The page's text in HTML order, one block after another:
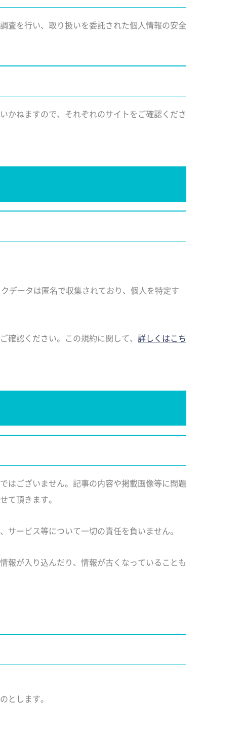
査を行い、取り扱いを委託された個人情報の安全
かねますので、それぞれのサイトをご確認くださ
データは匿名で収集されており、個人を特定す
確認ください。この規約に関して、 詳しくはこち
はございません。記事の内容や掲載画像等に問題
て頂きます。
ービス等について一切の責任を負いません。
報が入り込んだり、情報が古くなっていることも
とします。